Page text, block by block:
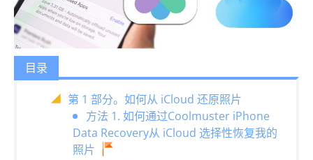
目录
第 1 部分。如何从 iCloud 还原照片
方法 1. 如何通过Coolmuster iPhone
Data Recovery从 iCloud 选择性恢复我的
照片